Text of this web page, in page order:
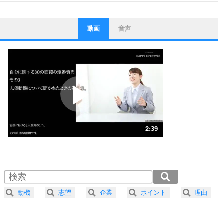
1
ストレス対策
他人と比べない。
いっそのこと、他人を見ない。
いらいらしない人になる30の方法
ポジティブになれない原因は、行動しないから。
ポジティブ思考になる30の方法
ストレス対策
人生、なんとかなるもの。
気楽に生きる30の方法
4 器の大きい人は、怒りを優しさで表現する。
プラス思考
動画 音声
2:39
2.0倍速 （313KB 1分19秒）
2.5倍速 （251KB 1分4秒）
3.0倍速 （209KB 53秒）
動機 志望 企業 ポイント 理由